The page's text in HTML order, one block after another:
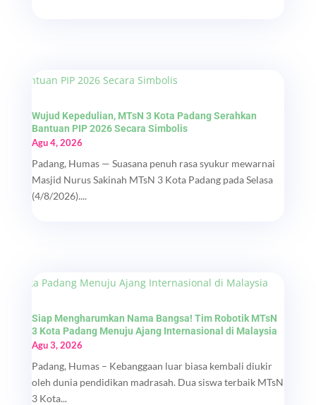
Wujud Kepedulian, MTsN 3 Kota Padang Serahkan
Bantuan PIP 2026 Secara Simbolis
Agu 4, 2026
Padang, Humas — Suasana penuh rasa syukur mewarnai
Masjid Nurus Sakinah MTsN 3 Kota Padang pada Selasa
(4/8/2026)....
Siap Mengharumkan Nama Bangsa! Tim Robotik MTsN
3 Kota Padang Menuju Ajang Internasional di Malaysia
Agu 3, 2026
Padang, Humas – Kebanggaan luar biasa kembali diukir
oleh dunia pendidikan madrasah. Dua siswa terbaik MTsN
3 Kota...